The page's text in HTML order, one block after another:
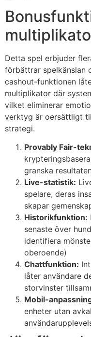
Detta spel erbjuder
förbättrar spelkänslan
cashout-funktionen
multiplikator där
vilket eliminerar
verktyg är oersättligt
strategi.
Provably Fair-
granska
Live-statistik:
spelare, deras
skapar
Historikfunktion:
senaste över
identifiera
oberoende)
Chattfunktion:
låter användare
storvinster
Mobil-
enheter utan